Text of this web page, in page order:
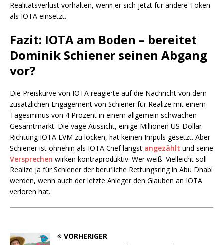
Realitätsverlust vorhalten, wenn er sich jetzt für andere Token
als IOTA einsetzt.
Fazit: IOTA am Boden – bereitet
Dominik Schiener seinen Abgang
vor?
Die Preiskurve von IOTA reagierte auf die Nachricht von dem
zusätzlichen Engagement von Schiener für Realize mit einem
Tagesminus von 4 Prozent in einem allgemein schwachen
Gesamtmarkt. Die vage Aussicht, einige Millionen US-Dollar
Richtung IOTA EVM zu locken, hat keinen Impuls gesetzt. Aber
Schiener ist ohnehin als IOTA Chef längst angezählt und seine
Versprechen wirken kontraproduktiv. Wer weiß: Vielleicht soll
Realize ja für Schiener der berufliche Rettungsring in Abu Dhabi
werden, wenn auch der letzte Anleger den Glauben an IOTA
verloren hat.
VORHERIGER